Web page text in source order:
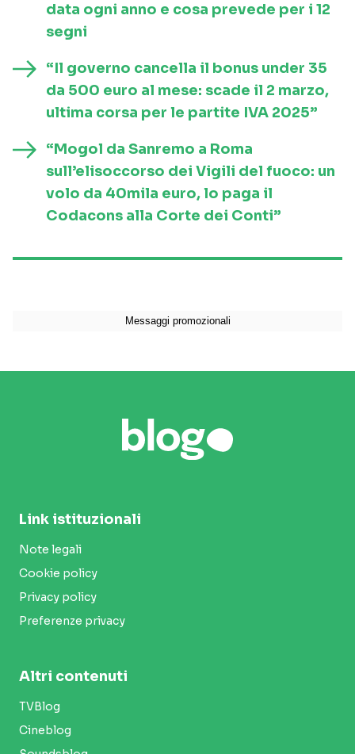
data ogni anno e cosa prevede per i 12
segni
“Il governo cancella il bonus under 35
da 500 euro al mese: scade il 2 marzo,
ultima corsa per le partite IVA 2025”
“Mogol da Sanremo a Roma
sull’elisoccorso dei Vigili del fuoco: un
volo da 40mila euro, lo paga il
Codacons alla Corte dei Conti”
Link istituzionali
Note legali
Cookie policy
Privacy policy
Preferenze privacy
Altri contenuti
TVBlog
Cineblog